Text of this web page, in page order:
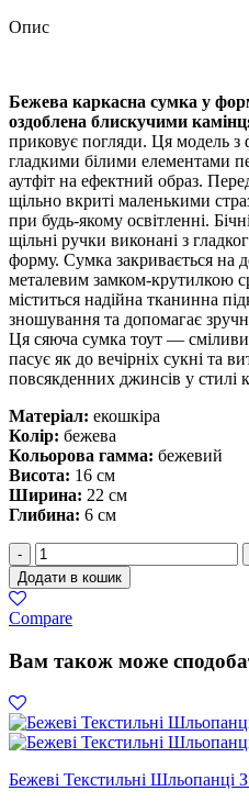
Опис
Бежева каркасна сумка у
оздоблена блискучими
приковує погляди. Ця модель з
гладкими білими елементами
аутфіт на ефектний образ.
щільно вкриті маленькими
при будь-якому освітленні.
щільні ручки виконані з
форму. Сумка закривається на
металевим замком-крутилкою
міститься надійна тканинна
зношування та допомагає
Ця сяюча сумка тоут —
пасує як до вечірніх сукні та
повсякденних джинсів у стилі
Матеріал: екошкіра
Колір: бежева
Кольорова гамма: бежевий
Висота: 16 см
Ширина: 22 см
Глибина: 6 см
Вечірня
Бежева
Сумка
З
Камінцями
Квадратна
кількість
-
Додати в кошик
Compare
Вам також може
Бежеві Текстильні Шльопанці